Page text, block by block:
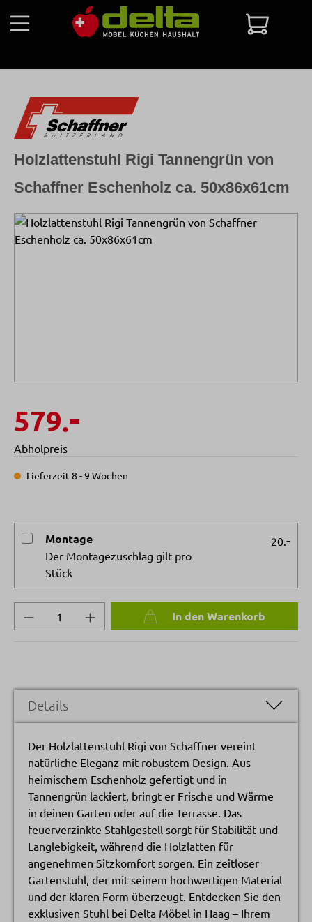
Zum Hauptinhalt springen
Bildergalerie überspringen
Holzlattenstuhl Rigi Tannengrün von
Schaffner Eschenholz ca. 50x86x61cm
579.-
Abholpreis
Lieferzeit 8 - 9 Wochen
Montage
Der Montagezuschlag gilt pro
Stück
20.-
Produkt Anzahl: Gib den gewünschten
In den Warenkorb
Details
Der Holzlattenstuhl Rigi von Schaffner vereint
natürliche Eleganz mit robustem Design. Aus
heimischem Eschenholz gefertigt und in
Tannengrün lackiert, bringt er Frische und Wärme
in deinen Garten oder auf die Terrasse. Das
feuerverzinkte Stahlgestell sorgt für Stabilität und
Langlebigkeit, während die Holzlatten für
angenehmen Sitzkomfort sorgen. Ein zeitloser
Gartenstuhl, der mit seinem hochwertigen Material
und der klaren Form überzeugt. Entdecken Sie den
exklusiven Stuhl bei Delta Möbel in Haag – Ihrem